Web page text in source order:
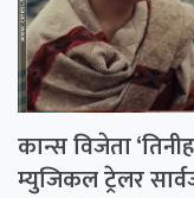
कान्स विजेता
म्युजिकल ट्रेलर